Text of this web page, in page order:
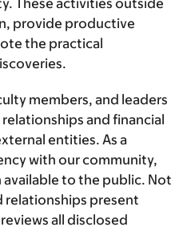
These activities outside
provide productive
the practical
members, and leaders
and financial
entities. As a
with our community,
to the public. Not
relationships present
all disclosed